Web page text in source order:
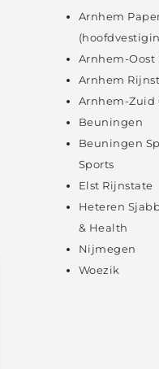
Arnhem
Arnhem-Oost
Arnhem
Arnhem-Zuid
Beuningen
Beuningen
Sports
Elst Rijnstate
Heteren
& Health
Nijmegen
Woezik